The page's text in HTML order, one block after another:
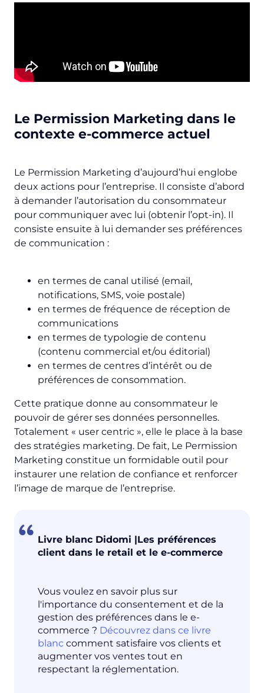
Le Permission Marketing dans le
contexte e-commerce actuel
Le Permission Marketing d’aujourd’hui englobe
deux actions pour l’entreprise. Il consiste d’abord
à demander l’autorisation du consommateur
pour communiquer avec lui (obtenir l’opt-in). Il
consiste ensuite à lui demander ses préférences
de communication :
en termes de canal utilisé (email,
notifications, SMS, voie postale)
en termes de fréquence de réception de
communications
en termes de typologie de contenu
(contenu commercial et/ou éditorial)
en termes de centres d’intérêt ou de
préférences de consommation.
Cette pratique donne au consommateur le
pouvoir de gérer ses données personnelles.
Totalement « user centric », elle le place à la base
des stratégies marketing. De fait, Le Permission
Marketing constitue un formidable outil pour
instaurer une relation de confiance et renforcer
l’image de marque de l’entreprise.
Livre blanc Didomi |Les préférences
client dans le retail et le e-commerce
Vous voulez en savoir plus sur
l'importance du consentement et de la
gestion des préférences dans le e-
commerce ? Découvrez dans ce livre
blanc comment satisfaire vos clients et
augmenter vos ventes tout en
respectant la réglementation.